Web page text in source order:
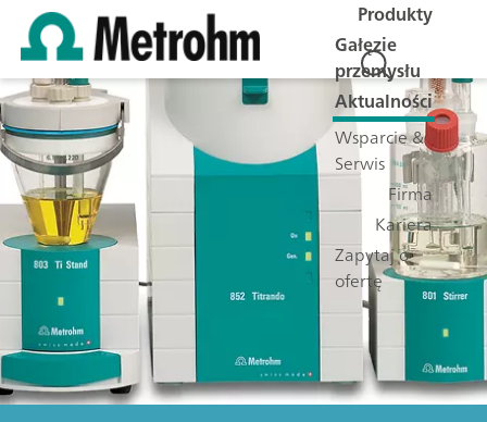
Produkty
Gałęzie
przemysłu
Aktualności
Wsparcie &
Serwis
Firma
Kariera
Zapytaj o
ofertę